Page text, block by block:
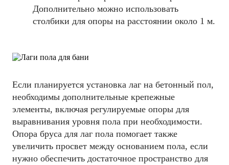
Дополнительно можно использовать
столбики для опоры на расстоянии около 1 м.
Если планируется установка лаг на бетонный пол,
необходимы дополнительные крепежные
элементы, включая регулируемые опоры для
выравнивания уровня пола при необходимости.
Опора бруса для лаг пола помогает также
увеличить просвет между основанием пола, если
нужно обеспечить достаточное пространство для